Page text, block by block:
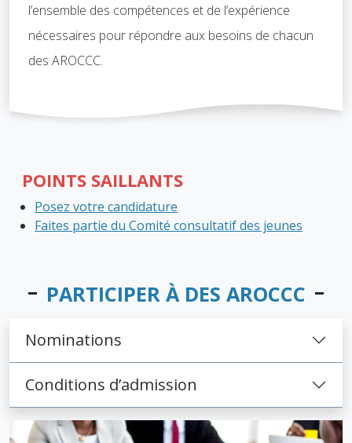
l’ensemble des compétences et de l’expérience
nécessaires pour répondre aux besoins de chacun
des AROCCC.
POINTS SAILLANTS
Posez votre candidature
Faites partie du Comité consultatif des jeunes
PARTICIPER À DES AROCCC
Nominations
Conditions d’admission